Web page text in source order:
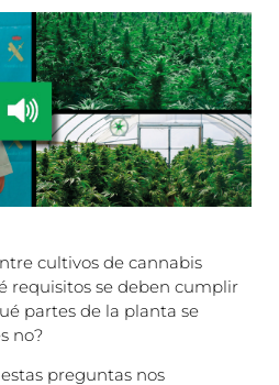
cultivos de cannabis
requisitos se deben cumplir
partes de la planta se
no?
preguntas nos